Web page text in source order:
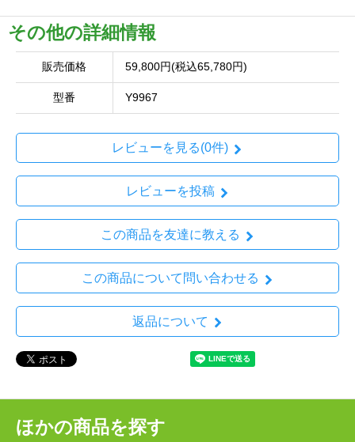
その他の詳細情報
販売価格 59,800円(税込65,780円)
型番 Y9967
レビューを見る(0件)
レビューを投稿
この商品を友達に教える
この商品について問い合わせる
返品について
ほかの商品を探す